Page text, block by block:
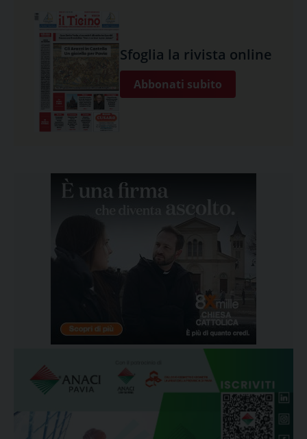
Sfoglia la rivista online
Abbonati subito